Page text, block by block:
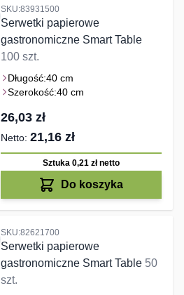
SKU:83931500
Serwetki papierowe
gastronomiczne Smart Table
100 szt.
Długość:40 cm
Szerokość:40 cm
26,03 zł
21,16 zł
Sztuka 0,21 złnetto
Do koszyka
SKU:82621700
Serwetki papierowe
gastronomiczne Smart Table 50
szt.